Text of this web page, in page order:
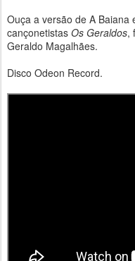
Ouça a versão de A
cançonetistasOs Geraldos,
Geraldo Magalhães.
Disco Odeon Record.